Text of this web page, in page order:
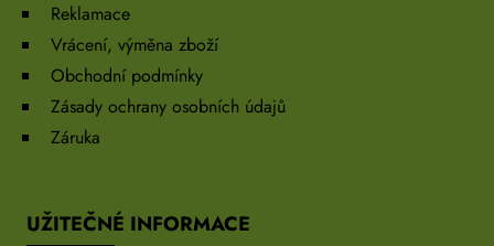
Reklamace
Vrácení, výměna zboží
Obchodní podmínky
Zásady ochrany osobních údajů
Záruka
UŽITEČNÉ INFORMACE